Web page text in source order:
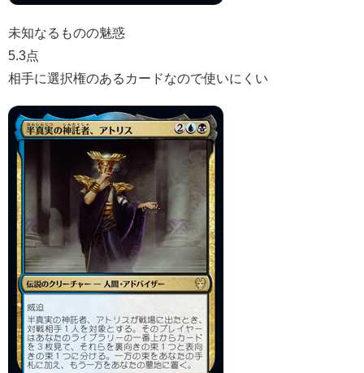
未知なるものの魅惑
5.3点
相手に選択権のあるカードなので使いにくい